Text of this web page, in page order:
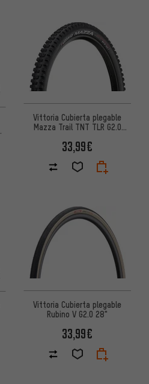
Vittoria Cubierta plegable
Mazza Trail TNT TLR G2.0
33,99€
Vittoria Cubierta plegable
Rubino V G2.0 28"
33,99€